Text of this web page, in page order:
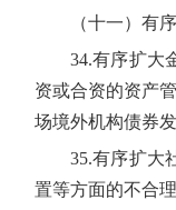
（十一）有
34.有序扩大
资或合资的资产
场境外机构债券
35.有序扩大
置等方面的不合